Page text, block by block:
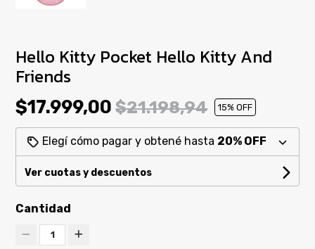
Hello Kitty Pocket Hello Kitty And
Friends
$17.999,00$21.198,94 15% OFF
Elegí cómo pagar y obtené hasta 20% OFF
Ver cuotas y descuentos
Cantidad
1